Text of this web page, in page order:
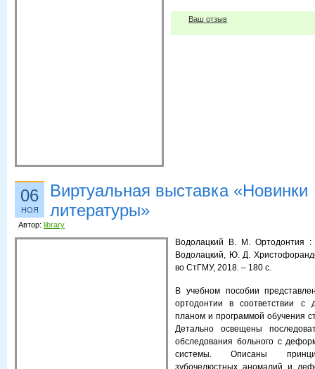
Ваш отзыв
06
НОЯ
Виртуальная выставка «Новинки
литературы»
Автор: library
Водолацкий В. М. Ортодонтия
Водолацкий, Ю. Д.
во СтГМУ, 2018. – 180 с.
В учебном пособии
ортодонтии в соответствии с
планом и программой обучения
Детально освещены
обследования больного с
системы. Описаны
зубочелюстных аномалий и